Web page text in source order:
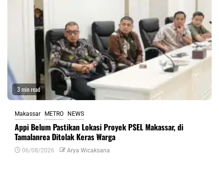
3 min read
Makassar METRO NEWS
Appi Belum Pastikan Lokasi Proyek PSEL Makassar, di
Tamalanrea Ditolak Keras Warga
06/08/2026 Arya Wicaksana